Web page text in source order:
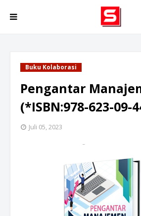
Buku Kolaborasi
Pengantar
(*ISBN:978-623-09-
Juli 05, 2023